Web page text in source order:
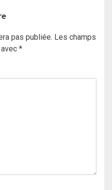
pas publiée. Les champs
*